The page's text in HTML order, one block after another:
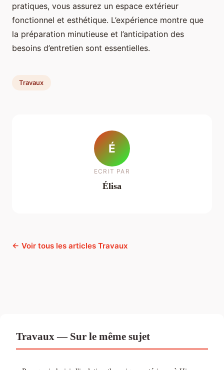
pratiques, vous assurez un espace extérieur
fonctionnel et esthétique. L’expérience montre que
la préparation minutieuse et l’anticipation des
besoins d’entretien sont essentielles.
Travaux
É
ECRIT PAR
Élisa
← Voir tous les articles Travaux
Travaux — Sur le même sujet